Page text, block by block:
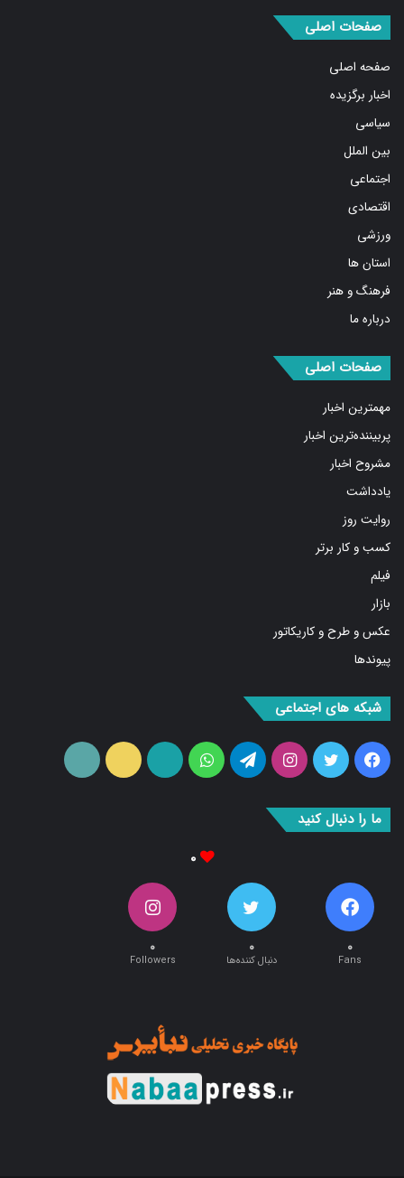
صفحات اصلی
صفحه اصلی
اخبار برگزیده
سیاسی
بین الملل
اجتماعی
اقتصادی
ورزشی
استان ها
فرهنگ و هنر
درباره ما
صفحات اصلی
مهمترین اخبار
پربیننده‌ترین اخبار
مشروح اخبار
یادداشت
روایت روز
کسب و کار برتر
فیلم
بازار
عکس و طرح و کاریکاتور
پیوندها
شبکه های اجتماعی
فیس
توییتر اینستاگرامتلگرام واتس
آپارات ایتا
ما را دنبال کنید
۰
۰
Fans
۰
دنبال کننده‌ها
۰
Followers